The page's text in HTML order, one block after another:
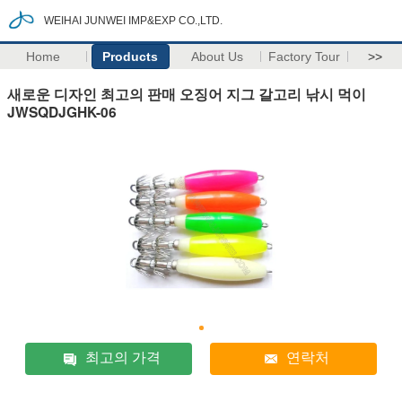
WEIHAI JUNWEI IMP&EXP CO.,LTD.
Home Products About Us Factory Tour >>
새로운 디자인 최고의 판매 오징어 지그 갈고리 낚시 먹이
JWSQDJGHK-06
최고의 가격 연락처